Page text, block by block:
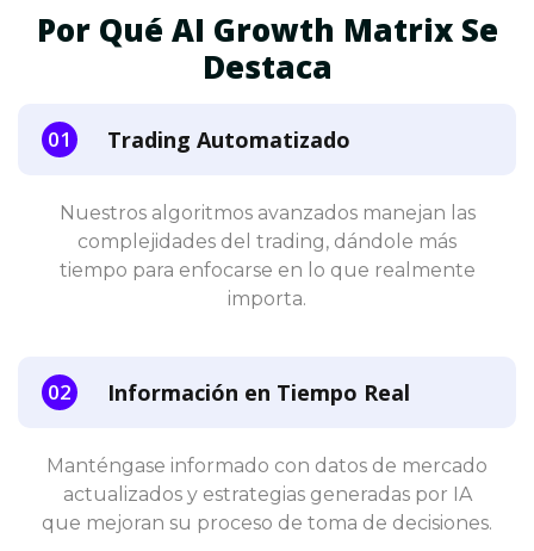
Por Qué AI Growth Matrix Se
Destaca
Trading Automatizado
Nuestros algoritmos avanzados manejan las
complejidades del trading, dándole más
tiempo para enfocarse en lo que realmente
importa.
Información en Tiempo Real
Manténgase informado con datos de mercado
actualizados y estrategias generadas por IA
que mejoran su proceso de toma de decisiones.